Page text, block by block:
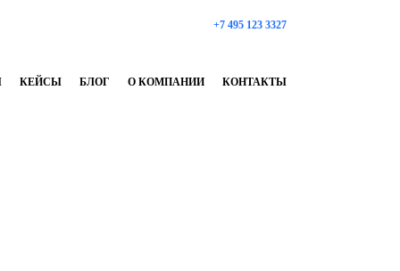
+7 495 123 3327
КЕЙСЫ БЛОГ О КОМПАНИИ КОНТАКТЫ